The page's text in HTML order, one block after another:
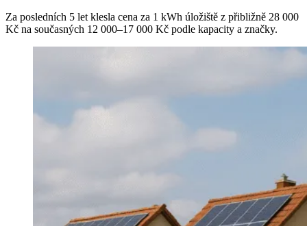
Za posledních 5 let klesla cena za 1 kWh úložiště z přibližně 28 000
Kč na současných 12 000–17 000 Kč podle kapacity a značky.